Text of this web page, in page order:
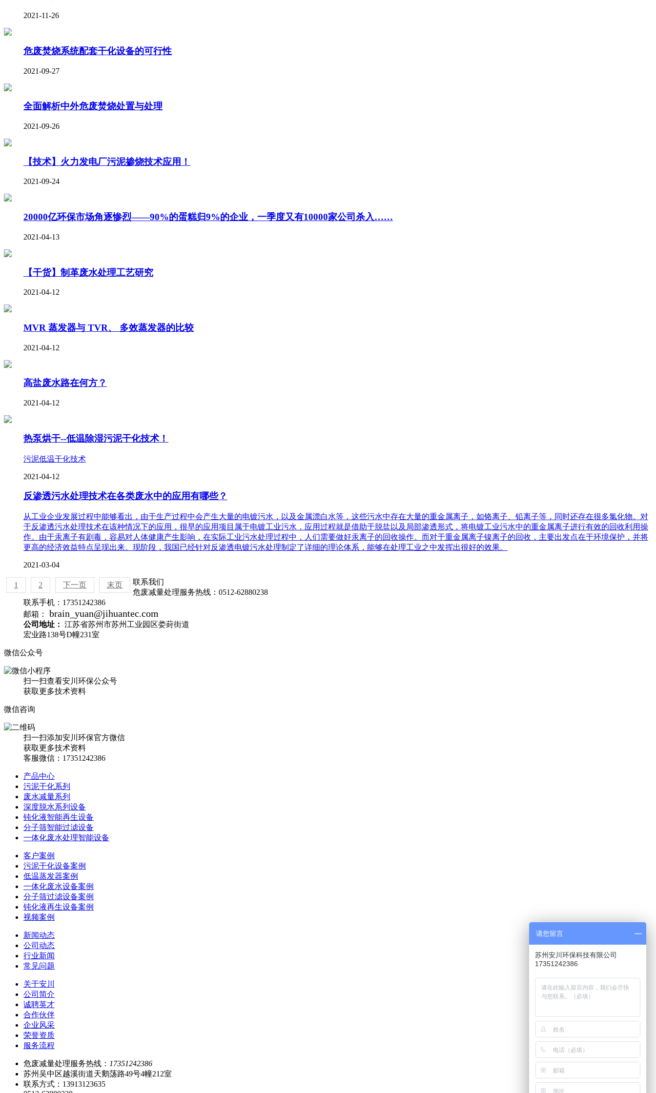
2021-11-26
危废焚烧系统配套干化设备的可行性
2021-09-27
全面解析中外危废焚烧处置与处理
2021-09-26
【技术】火力发电厂污泥掺烧技术应用！
2021-09-24
20000亿环保市场角逐惨烈——90%的蛋糕归9%的企业，一季度又有10000家公司杀入……
2021-04-13
【干货】制革废水处理工艺研究
2021-04-12
MVR 蒸发器与 TVR、 多效蒸发器的比较
2021-04-12
高盐废水路在何方？
2021-04-12
热泵烘干--低温除湿污泥干化技术！
污泥低温干化技术
2021-04-12
反渗透污水处理技术在各类废水中的应用有哪些？
从工业企业发展过程中能够看出，由于生产过程中会产生大量的电镀污水，以及金属漂白水等，这些污水中存在大量的重金属离子，如铬离子、铅离子等，同时还存在很多氯化物。对
于反渗透污水处理技术在该种情况下的应用，很早的应用项目属于电镀工业污水，应用过程就是借助于脱盐以及局部渗透形式，将电镀工业污水中的重金属离子进行有效的回收利用操
作。由于汞离子有剧毒，容易对人体健康产生影响，在实际工业污水处理过程中，人们需要做好汞离子的回收操作。而对于重金属离子镍离子的回收，主要出发点在于环境保护，并将
更高的经济效益特点呈现出来。现阶段，我国已经针对反渗透电镀污水处理制定了详细的理论体系，能够在处理工业之中发挥出很好的效果。
2021-03-04
1 2 下一页 末页
联系我们
危废减量处理服务热线： 0512-62880238
联系手机： 17351242386
邮箱：
brain_yuan@jihuantec.com
公司地址： 江苏省苏州市苏州工业园区娄葑街道
宏业路138号D幢231室
微信公众号
扫一扫查看安川环保公众号
获取更多技术资料
微信咨询
扫一扫添加安川环保官方微信
获取更多技术资料
客服微信：17351242386
产品中心
污泥干化系列
废水减量系列
深度脱水系列设备
钝化液智能再生设备
分子筛智能过滤设备
一体化废水处理智能设备
客户案例
污泥干化设备案例
低温蒸发器案例
一体化废水设备案例
分子筛过滤设备案例
钝化液再生设备案例
视频案例
新闻动态
公司动态
行业新闻
常见问题
关于安川
公司简介
诚聘英才
合作伙伴
企业风采
荣誉资质
服务流程
危废减量处理服务热线： 17351242386
苏州吴中区越溪街道天鹅荡路49号4幢212室
联系方式：13913123635
请您留言
苏州安川环保科技有限公司
17351242386